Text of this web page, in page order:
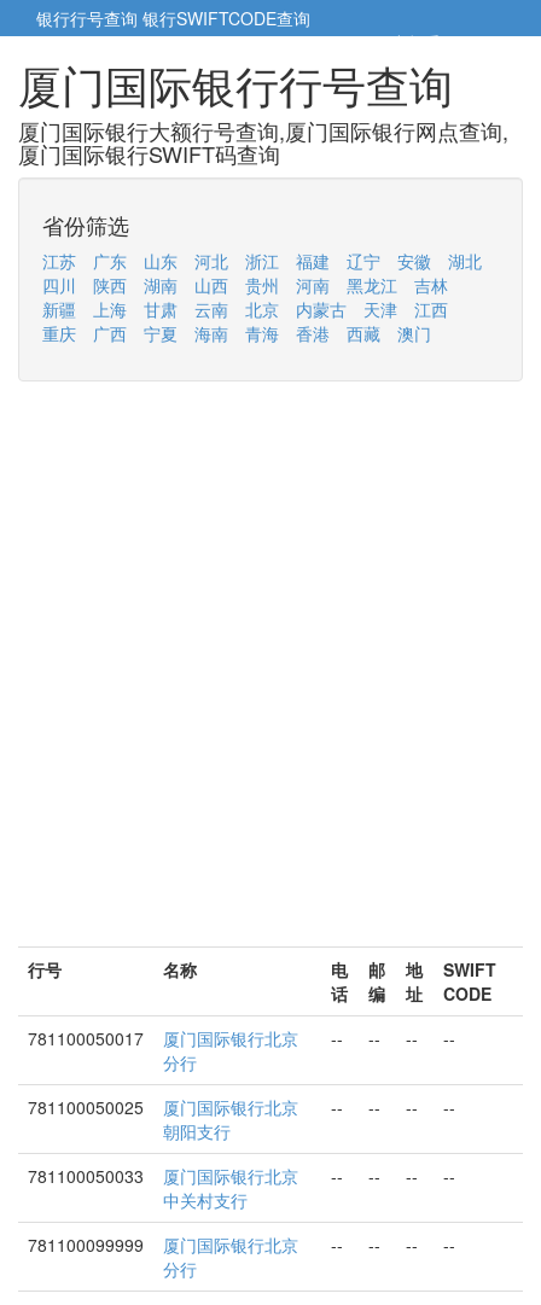
银行行号查询 银行SWIFTCODE查询
5cm小帮手5cm.cn
厦门国际银行行号查询
厦门国际银行大额行号查询,厦门国际银行网点查询,
厦门国际银行SWIFT码查询
省份筛选
江苏 广东 山东 河北 浙江 福建 辽宁 安徽
湖北
四川
陕西 湖南 山西 贵州 河南 黑龙江
吉林
新疆
上海 甘肃 云南 北京 内蒙古 天津
江西
重庆
广西 宁夏 海南 青海 香港 西藏 澳门
行号 名称
电
话
邮
编
地
址
SWIFT
CODE
781100050017
厦门国际银行北京
分行
-- -- -- --
781100050025
厦门国际银行北京
朝阳支行
-- -- -- --
781100050033
厦门国际银行北京
中关村支行
-- -- -- --
781100099999
厦门国际银行北京
分行
-- -- -- --